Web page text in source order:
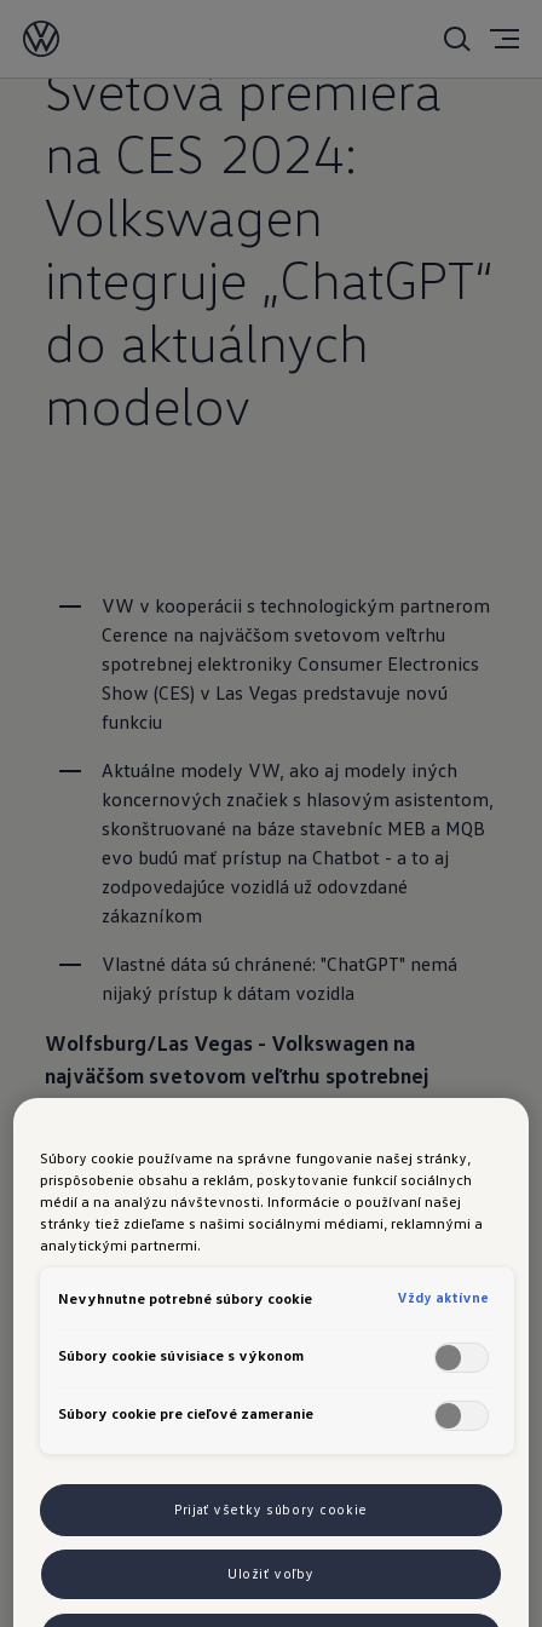
09. 01. 2024
Svetová premiéra
na CES 2024:
Volkswagen
integruje „ChatGPT“
do aktuálnych
modelov
VW v kooperácii s technologickým partnerom
Cerence na najväčšom svetovom veľtrhu
spotrebnej elektroniky Consumer Electronics
Show (CES) v Las Vegas predstavuje novú
funkciu
Aktuálne modely VW, ako aj modely iných
koncernových značiek s hlasovým asistentom,
skonštruované na báze stavebníc MEB a MQB
evo budú mať prístup na Chatbot - a to aj
zodpovedajúce vozidlá už odovzdané
zákazníkom
Vlastné dáta sú chránené: "ChatGPT" nemá
nijaký prístup k dátam vozidla
Wolfsburg/Las Vegas - Volkswagen na
najväčšom svetovom veľtrhu spotrebnej
ktoré majú do hlasového asistenta IDA
integrovaného chatbota "ChatGPT" založeného
na báze umelej inteligencie. V budúcnosti budú
vybavených asistentom IDA
bezprostredný
prístup do neustále sa rozširujúcej databázy
umelej inteligencie. Vďaka tomu si budú môcť
nechať počas jazdy predčítavať vyhľadané
program "Cerence Chat Pro" spoločnosti
Cerence Inc., ktorá je technologickým
partnerom koncernu Volkswagen. Volkswagen
je prvým masovým automobilovým výrobcom,
Súbory cookie používame na správne fungovanie našej stránky,
prispôsobenie obsahu a reklám, poskytovanie funkcií sociálnych
médií a na analýzu návštevnosti. Informácie o používaní našej
stránky tiež zdieľame s našimi sociálnymi médiami, reklamnými a
analytickými partnermi.
Nevyhnutne potrebné súbory cookie Vždy aktívne
Súbory cookie súvisiace s výkonom
Súbory cookie pre cieľové zameranie
Prijať všetky súbory cookie
Uložiť voľby